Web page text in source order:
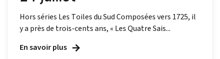
Hors séries Les Toiles du Sud Composées vers 1725, il
y a près de trois-cents ans, « Les Quatre Sais...
En savoir plus